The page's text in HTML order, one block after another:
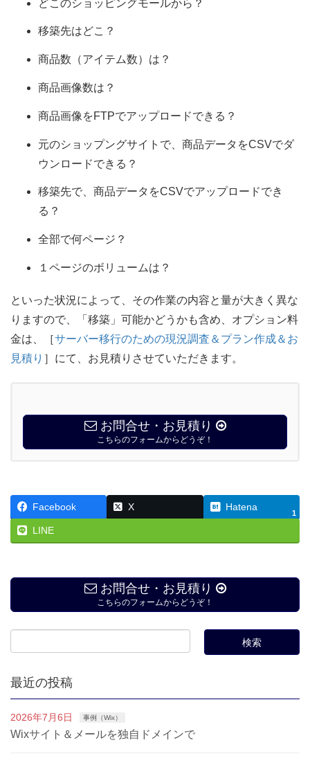
どこのショッピングモールから？
移築先はどこ？
商品数（アイテム数）は？
商品画像数は？
商品画像をFTPでアップロードできる？
元のショップングサイトで、商品データをCSVでダ
ウンロードできる？
移築先で、商品データをCSVでアップロードでき
る？
全部で何ページ？
１ページのボリュームは？
といった状況によって、その作業の内容と量が大きく異な
りますので、「移築」可能かどうかも含め、オプション料
金は、［サーバー移行のための現況調査＆プラン作成＆お
見積り ］にて、お見積りさせていただきます。
お問合せ・お見積り
こちらのフォームからどうぞ！
Facebook X Hatena
1
LINE
お問合せ・お見積り
こちらのフォームからどうぞ！
最近の投稿
2026年7月6日 事例（Wix）
Wixサイト＆メールを独自ドメインで